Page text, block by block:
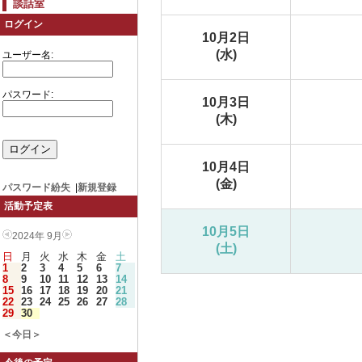
談話室
ログイン
ユーザー名:
パスワード:
パスワード紛失
新規登録
活動予定表
2024年 9月
日 月 火 水 木 金
土
1
2 3 4 5 6
7
8
9 10 11 12 13
14
15 16 17 18 19 20
21
22 23 24 25 26 27
28
29 30
＜今日＞
10月2日
(水)
10月3日
(木)
10月4日
(金)
10月5日
(土)